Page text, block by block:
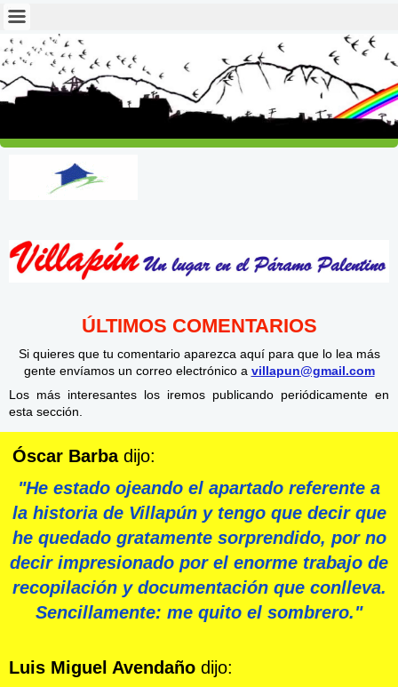
ÚLTIMOS COMENTARIOS
Si quieres que tu comentario aparezca aquí para que lo lea más
gente envíamos un correo electrónico a villapun@gmail.com
Los más interesantes los iremos publicando periódicamente en
esta sección.
Óscar Barba dijo:
"He estado ojeando el apartado referente a
la historia de Villapún y tengo que decir que
he quedado gratamente sorprendido, por no
decir impresionado por el enorme trabajo de
recopilación y documentación que conlleva.
Sencillamente: me quito el sombrero."
Luis Miguel Avendaño dijo: